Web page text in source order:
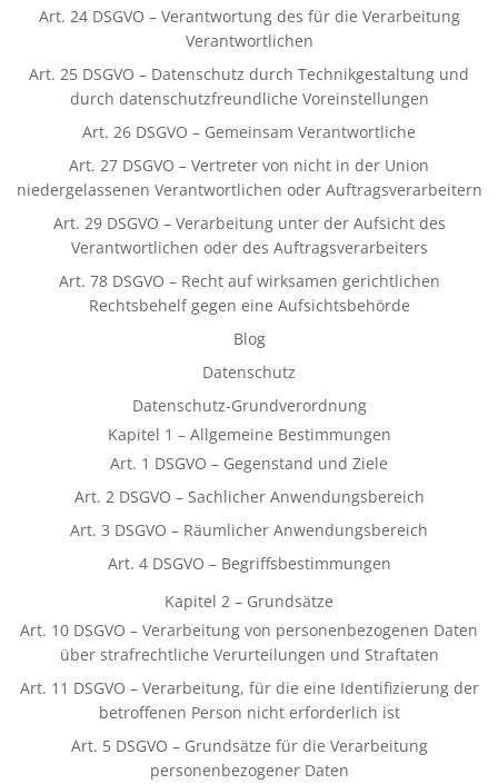
Art. 24 DSGVO – Verantwortung des für die Verarbeitung
Verantwortlichen
Art. 25 DSGVO – Datenschutz durch Technikgestaltung und
durch datenschutzfreundliche Voreinstellungen
Art. 26 DSGVO – Gemeinsam Verantwortliche
Art. 27 DSGVO – Vertreter von nicht in der Union
niedergelassenen Verantwortlichen oder Auftragsverarbeitern
Art. 29 DSGVO – Verarbeitung unter der Aufsicht des
Verantwortlichen oder des Auftragsverarbeiters
Art. 78 DSGVO – Recht auf wirksamen gerichtlichen
Rechtsbehelf gegen eine Aufsichtsbehörde
Blog
Datenschutz
Datenschutz-Grundverordnung
Kapitel 1 – Allgemeine Bestimmungen
Art. 1 DSGVO – Gegenstand und Ziele
Art. 2 DSGVO – Sachlicher Anwendungsbereich
Art. 3 DSGVO – Räumlicher Anwendungsbereich
Art. 4 DSGVO – Begriffsbestimmungen
Kapitel 2 – Grundsätze
Art. 10 DSGVO – Verarbeitung von personenbezogenen Daten
über strafrechtliche Verurteilungen und Straftaten
Art. 11 DSGVO – Verarbeitung, für die eine Identifizierung der
betroffenen Person nicht erforderlich ist
Art. 5 DSGVO – Grundsätze für die Verarbeitung
personenbezogener Daten